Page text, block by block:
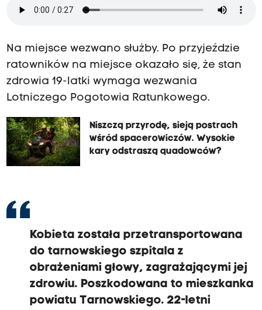
Na miejsce wezwano służby. Po przyjeździe
ratowników na miejsce okazało się, że stan
zdrowia 19-latki wymaga wezwania
Lotniczego Pogotowia Ratunkowego.
Niszczą przyrodę, sieją postrach
wśród spacerowiczów. Wysokie
kary odstraszą quadowców?
Kobieta została przetransportowana
do tarnowskiego szpitala z
obrażeniami głowy, zagrażającymi jej
zdrowiu. Poszkodowana to mieszkanka
powiatu Tarnowskiego. 22-letni